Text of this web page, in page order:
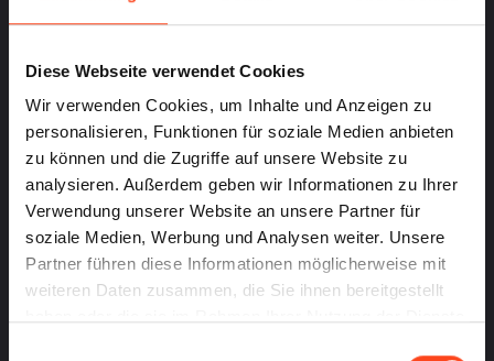
Diese Webseite verwendet Cookies
Wir verwenden Cookies, um Inhalte und Anzeigen zu
personalisieren, Funktionen für soziale Medien anbieten
zu können und die Zugriffe auf unsere Website zu
analysieren. Außerdem geben wir Informationen zu Ihrer
Verwendung unserer Website an unsere Partner für
soziale Medien, Werbung und Analysen weiter. Unsere
Partner führen diese Informationen möglicherweise mit
weiteren Daten zusammen, die Sie ihnen bereitgestellt
ist auch seltsam. Tatsächlich werden aber zum Beispiel
in Berlin die Häuser, ab 1949 als Neubauten
Definition für den Begriff Altbau gibt. Wenn Sie Ihre
sich an die KWAG Immobilien GmbH. Sie ist Ihr
Ansprechpartner in München, wenn es um Immobilien
geht.